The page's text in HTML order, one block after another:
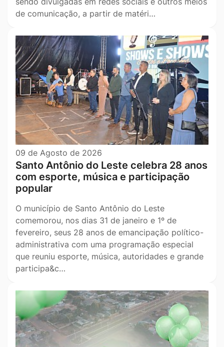
de comunicação, a partir de matéri…
09 de Agosto de 2026
Santo Antônio do Leste celebra 28 anos
com esporte, música e participação
popular
O município de Santo Antônio do Leste
comemorou, nos dias 31 de janeiro e 1º de
fevereiro, seus 28 anos de emancipação político-
administrativa com uma programação especial
que reuniu esporte, música, autoridades e grande
participa&c…